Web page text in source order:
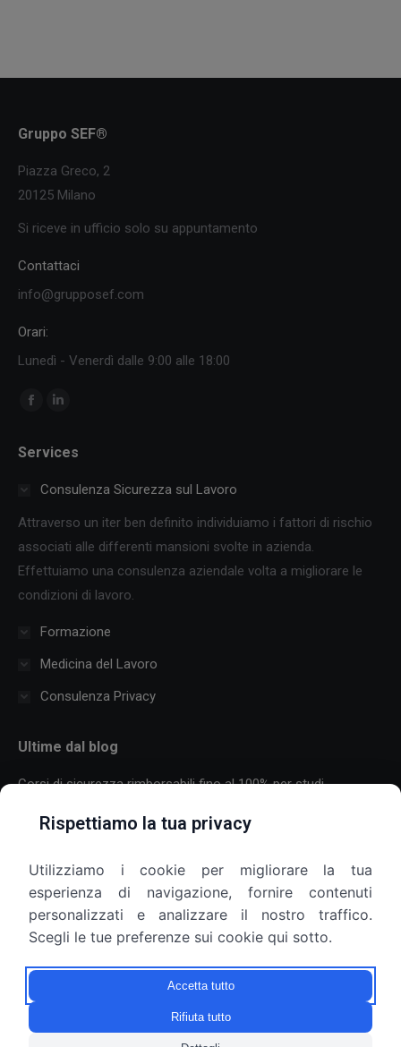
Gruppo SEF®
Piazza Greco, 2
20125 Milano
Si riceve in ufficio solo su appuntamento
Contattaci
info@grupposef.com
Orari:
Lunedì - Venerdì dalle 9:00 alle 18:00
Ci puoi trovare su:
Facebook
opens
window
opens
window
Services
Consulenza Sicurezza sul Lavoro
Attraverso un iter ben definito individuiamo i fattori di rischio
associati alle differenti mansioni svolte in azienda.
Effettuiamo una consulenza aziendale volta a migliorare le
condizioni di lavoro.
Formazione
Medicina del Lavoro
Consulenza Privacy
Ultime dal blog
Corsi di sicurezza rimborsabili fino al 100% per studi
30 Luglio 2026
Formazione sulla sicurezza per aziende con molti dipendenti:
come organizzare corsi, scadenze e più sedi
25 Luglio 2026
Armadietti aziendali e privacy: il datore di lavoro può aprirli?
9 Luglio 2026
Rispettiamo la tua privacy
Utilizziamo i cookie per migliorare la tua
esperienza di navigazione, fornire contenuti
personalizzati e analizzare il nostro traffico.
Scegli le tue preferenze sui cookie qui sotto.
Accetta tutto
Rifiuta tutto